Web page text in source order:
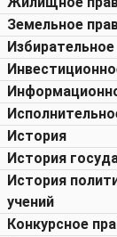
Земельное
Избирательное
История
История
История
учений
Конкурсное